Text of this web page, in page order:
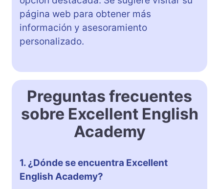
página web para obtener más
información y asesoramiento
personalizado.
Preguntas frecuentes
sobre Excellent English
Academy
1. ¿Dónde se encuentra Excellent
English Academy?